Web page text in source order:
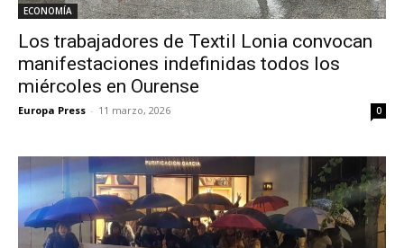
ECONOMÍA
Los trabajadores de Textil Lonia convocan
manifestaciones indefinidas todos los
miércoles en Ourense
Europa Press - 11 marzo, 2026 0